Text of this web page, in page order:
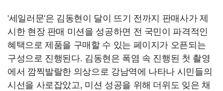
'세일러문'은 김동현이 달이 뜨기 전까지 판매사가 제
시한 현장 판매 미션을 성공하면 전 국민이 파격적인
혜택으로 제품을 구매할 수 있는 페이지가 오픈되는
구성으로 진행된다. 김동현은 폭염 속 진행된 첫 촬영
에서 깜찍발랄한 의상으로 강남역에 나타나 시민들의
시선을 사로잡았고, 미션 성공을 위해 더위도 잊은 채